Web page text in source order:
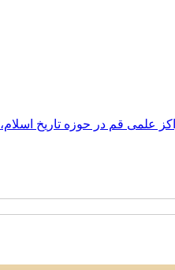
علمی قم در حوزه تاریخ اسلام،